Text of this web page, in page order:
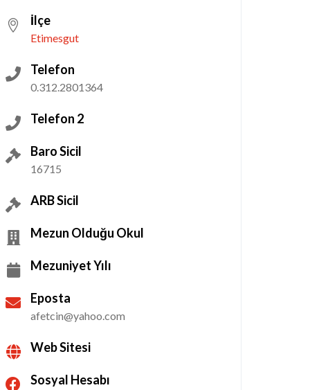
İlçe
Etimesgut
Telefon
0.312.2801364
Telefon 2
Baro Sicil
16715
ARB Sicil
Mezun Olduğu Okul
Mezuniyet Yılı
Eposta
afetcin@yahoo.com
Web Sitesi
Sosyal Hesabı